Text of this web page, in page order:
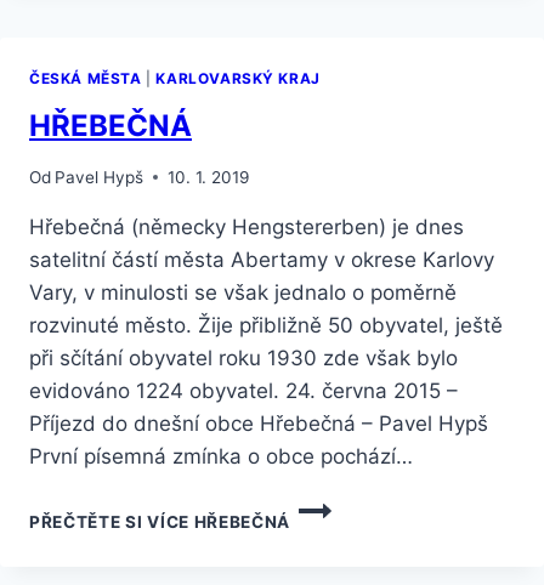
ČESKÁ MĚSTA |KARLOVARSKÝ KRAJ
HŘEBEČNÁ
Od Pavel Hypš 10. 1. 2019
Hřebečná (německy Hengstererben) je dnes
satelitní částí města Abertamy v okrese Karlovy
Vary, v minulosti se však jednalo o poměrně
rozvinuté město. Žije přibližně 50 obyvatel, ještě
při sčítání obyvatel roku 1930 zde však bylo
evidováno 1224 obyvatel. 24. června 2015 –
Příjezd do dnešní obce Hřebečná – Pavel Hypš
První písemná zmínka o obce pochází…
PŘEČTĚTE SI VÍCE HŘEBEČNÁ